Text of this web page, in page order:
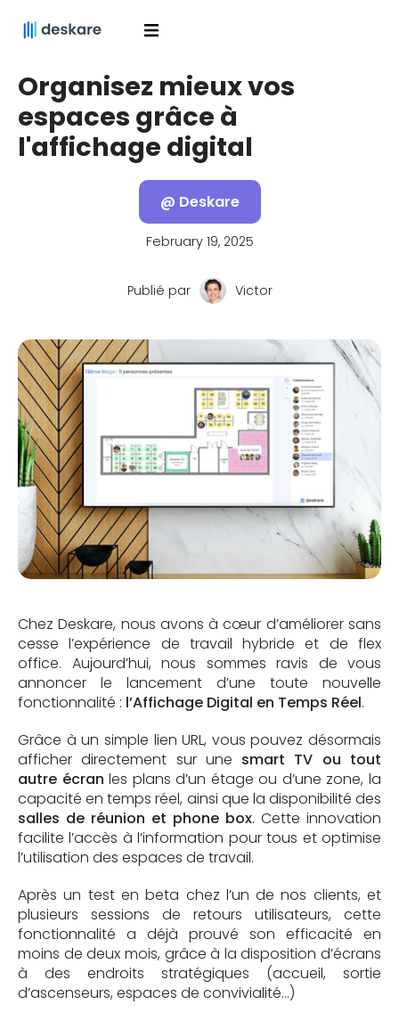
Organisez mieux vos
espaces grâce à
l'affichage digital
@ Deskare
February 19, 2025
Publié par Victor
Chez Deskare, nous avons à cœur d’améliorer sans
cesse l’expérience de travail hybride et de flex
office. Aujourd’hui, nous sommes ravis de vous
annoncer le lancement d’une toute nouvelle
fonctionnalité : l’Affichage Digital en Temps Réel.
Grâce à un simple lien URL, vous pouvez désormais
afficher directement sur une smart TV ou tout
autre écran les plans d’un étage ou d’une zone, la
capacité en temps réel, ainsi que la disponibilité des
salles de réunion et phone box. Cette innovation
facilite l’accès à l’information pour tous et optimise
l’utilisation des espaces de travail.
Après un test en beta chez l’un de nos clients, et
plusieurs sessions de retours utilisateurs, cette
fonctionnalité a déjà prouvé son efficacité en
moins de deux mois, grâce à la disposition d’écrans
à des endroits stratégiques (accueil, sortie
d’ascenseurs, espaces de convivialité…)